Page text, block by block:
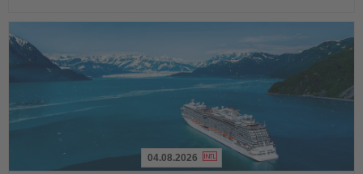
04.08.2026